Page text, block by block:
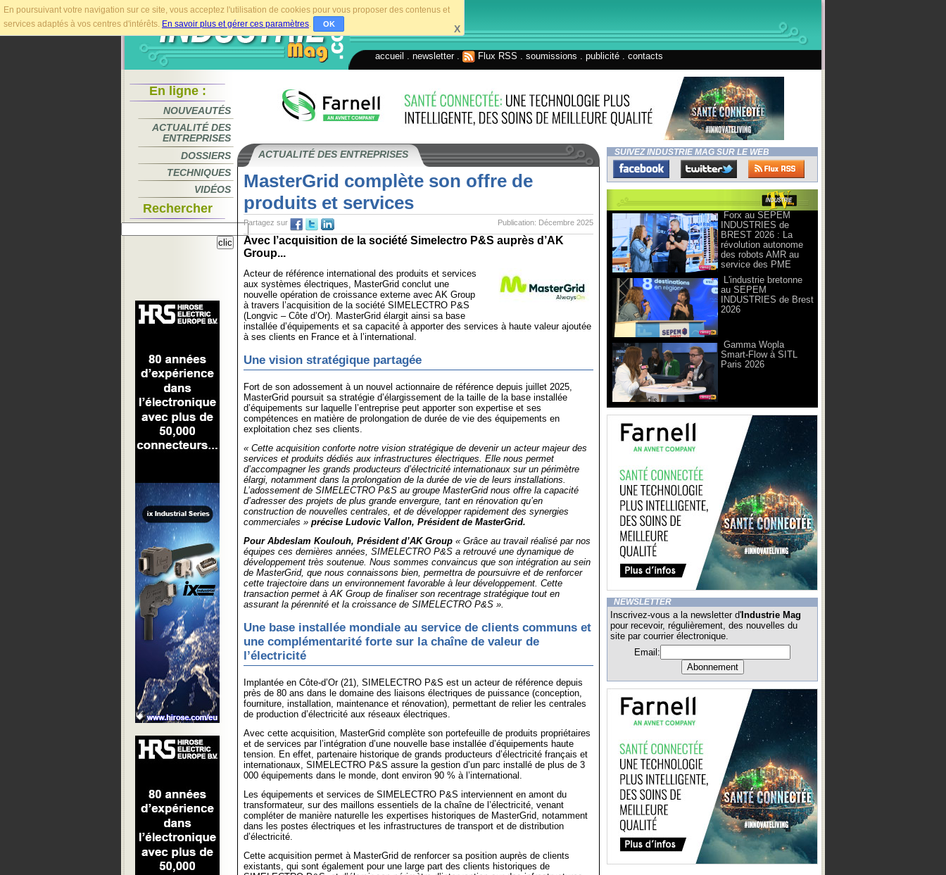
En poursuivant votre navigation sur ce site, vous acceptez l'utilisation de cookies pour vous proposer des contenus et
services adaptés à vos centres d'intérêts. En savoir plus et gérer ces paramètres. OK X
accueil newsletter. Flux RSS soumissions publicité contacts
En ligne :
NOUVEAUTÉS
ACTUALITÉ DES
ENTREPRISES
DOSSIERS
TECHNIQUES
VIDÉOS
Rechercher
ACTUALITÉ DES ENTREPRISES
MasterGrid complète son offre de
produits et services
Publication: Décembre 2025
Partagez sur
Avec l’acquisition de la société Simelectro P&S auprès d’AK
Group...
Acteur de référence international des produits et services
aux systèmes électriques, MasterGrid conclut une
nouvelle opération de croissance externe avec AK Group
à travers l’acquisition de la société SIMELECTRO P&S
(Longvic – Côte d’Or). MasterGrid élargit ainsi sa base
installée d’équipements et sa capacité à apporter des services à haute valeur ajoutée
à ses clients en France et à l’international.
Une vision stratégique partagée
Fort de son adossement à un nouvel actionnaire de référence depuis juillet 2025,
MasterGrid poursuit sa stratégie d’élargissement de la taille de la base installée
d’équipements sur laquelle l’entreprise peut apporter son expertise et ses
compétences en matière de prolongation de durée de vie des équipements en
exploitation chez ses clients.
« Cette acquisition conforte notre vision stratégique de devenir un acteur majeur des
services et produits dédiés aux infrastructures électriques. Elle nous permet
d’accompagner les grands producteurs d’électricité internationaux sur un périmètre
élargi, notamment dans la prolongation de la durée de vie de leurs installations.
L’adossement de SIMELECTRO P&S au groupe MasterGrid nous offre la capacité
d’adresser des projets de plus grande envergure, tant en rénovation qu’en
construction de nouvelles centrales, et de développer rapidement des synergies
commerciales » précise Ludovic Vallon, Président de MasterGrid.
Pour Abdeslam Koulouh, Président d’AK Group « Grâce au travail réalisé par nos
équipes ces dernières années, SIMELECTRO P&S a retrouvé une dynamique de
développement très soutenue. Nous sommes convaincus que son intégration au sein
de MasterGrid, que nous connaissons bien, permettra de poursuivre et de renforcer
cette trajectoire dans un environnement favorable à leur développement. Cette
transaction permet à AK Group de finaliser son recentrage stratégique tout en
assurant la pérennité et la croissance de SIMELECTRO P&S ».
Une base installée mondiale au service de clients communs et
une complémentarité forte sur la chaîne de valeur de
l’électricité
Implantée en Côte-d’Or (21), SIMELECTRO P&S est un acteur de référence depuis
près de 80 ans dans le domaine des liaisons électriques de puissance (conception,
fourniture, installation, maintenance et rénovation), permettant de relier les centrales
de production d’électricité aux réseaux électriques.
Avec cette acquisition, MasterGrid complète son portefeuille de produits propriétaires
et de services par l’intégration d’une nouvelle base installée d’équipements haute
tension. En effet, partenaire historique de grands producteurs d’électricité français et
internationaux, SIMELECTRO P&S assure la gestion d’un parc installé de plus de 3
000 équipements dans le monde, dont environ 90 % à l’international.
Les équipements et services de SIMELECTRO P&S interviennent en amont du
transformateur, sur des maillons essentiels de la chaîne de l’électricité, venant
compléter de manière naturelle les expertises historiques de MasterGrid, notamment
dans les postes électriques et les infrastructures de transport et de distribution
d’électricité.
Cette acquisition permet à MasterGrid de renforcer sa position auprès de clients
existants, qui sont également pour une large part des clients historiques de
SUIVEZ INDUSTRIE MAG SUR LE WEB
Forx au SEPEM
INDUSTRIES de
BREST 2026 : La
révolution autonome
des robots AMR au
service des PME
L'industrie bretonne
au SEPEM
INDUSTRIES de Brest
2026
Gamma Wopla
Smart-Flow à SITL
Paris 2026
NEWSLETTER
Inscrivez-vous a la newsletter d' Industrie Mag
pour recevoir, régulièrement, des nouvelles du
site par courrier électronique.
Email: